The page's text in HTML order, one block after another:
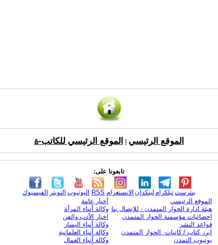
الموقع الرئيسي الموقع الرئيسي للكاتب-ة
تابعونا على:
الفيسبوك التويتر اليوتيوب RSS الانستغرام لينكدإن تيلكرامبنترست
الموقع الرئيسي
هيئة ادارة الحوار المتمدن - للإتصال بنا
إحصائيات مؤسسة الحوار المتمدن
قواعد النشر
ابرز كتاب / كاتبات الحوار المتمدن
يوتيوب التمدن
أخبار عامة
وكالة أنباء المرأة
اخبار الأدب والفن
وكالة أنباء اليسار
وكالة أنباء العلمانية
وكالة أنباء العمال